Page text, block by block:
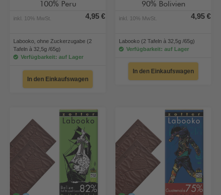
100% Peru
inkl. 10% MwSt. 4,95 €
Labooko, ohne Zuckerzugabe (2
Tafeln à 32,5g /65g)
Verfügbarkeit: auf Lager
In den Einkaufswagen
90% Bolivien
inkl. 10% MwSt. 4,95 €
Labooko (2 Tafeln à 32,5g /65g)
Verfügbarkeit: auf Lager
In den Einkaufswagen